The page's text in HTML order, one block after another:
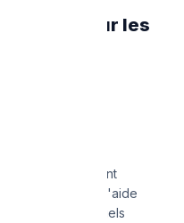
sur les
à
bruxellois peuvent
Le montant de l'aide
revenus annuels